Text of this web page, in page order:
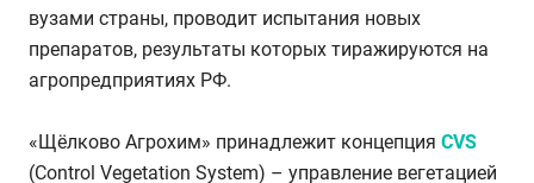
вузами страны, проводит испытания новых
препаратов, результаты которых тиражируются на
агропредприятиях РФ.
«Щёлково Агрохим» принадлежит концепция CVS
(Control Vegetation System) – управление вегетацией